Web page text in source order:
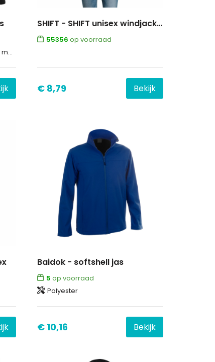
Polyester
SHIFT - SHIFT unisex windjack 210g
55356 op voorraad
€ 8,79 Bekijk
Baidok - softshell jas
5 op voorraad
Polyester
€ 10,16 Bekijk